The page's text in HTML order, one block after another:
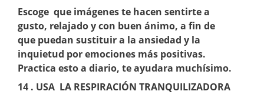
Escoge que imágenes te hacen sentirte a
gusto, relajado y con buen ánimo, a fin de
que puedan sustituir a la ansiedad y la
inquietud por emociones más positivas.
Practica esto a diario, te ayudara muchísimo.
14 . USA LA RESPIRACIÓN TRANQUILIZADORA